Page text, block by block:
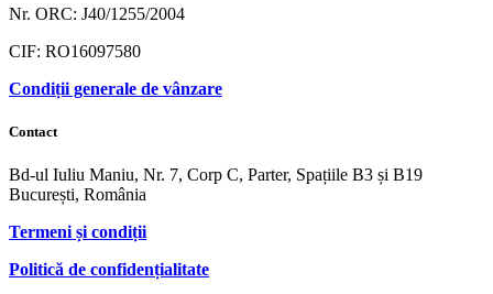
Nr. ORC: J40/1255/2004
CIF: RO16097580
Condiții generale de vânzare
Contact
Bd-ul Iuliu Maniu, Nr. 7, Corp C, Parter, Spațiile B3 și B19
București, România
Termeni și condiții
Politică de confidențialitate